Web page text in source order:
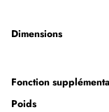
Dimensions
Fonction
Poids